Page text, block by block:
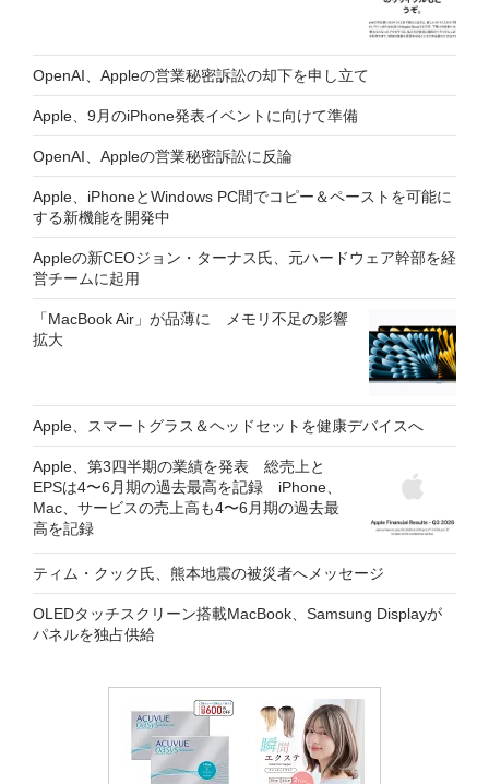
OpenAI、Appleの営業秘密訴訟の却下を申し立て
Apple、9月のiPhone発表イベントに向けて準備
OpenAI、Appleの営業秘密訴訟に反論
Apple、iPhoneとWindows PC間でコピー＆ペーストを可能に
する新機能を開発中
Appleの新CEOジョン・ターナス氏、元ハードウェア幹部を経
営チームに起用
「MacBook Air」が品薄に メモリ不足の影響
拡大
Apple、スマートグラス＆ヘッドセットを健康デバイスへ
Apple、第3四半期の業績を発表 総売上と
EPSは4〜6月期の過去最高を記録 iPhone、
Mac、サービスの売上高も4〜6月期の過去最
高を記録
ティム・クック氏、熊本地震の被災者へメッセージ
OLEDタッチスクリーン搭載MacBook、Samsung Displayが
パネルを独占供給